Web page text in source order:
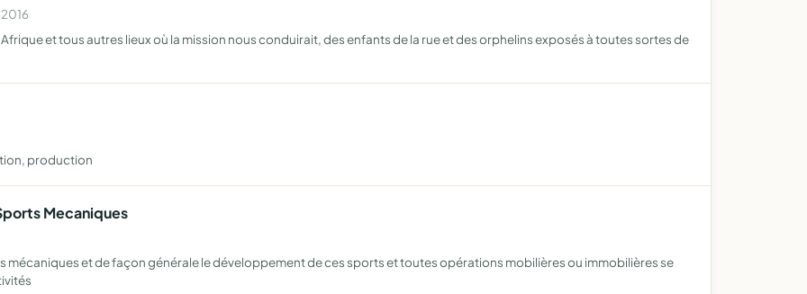
et tous autres lieux où la mission nous conduirait, des enfants de la rue et des orphelins exposés à toutes sortes de
production
Mecaniques
mécaniques et de façon générale le développement de ces sports et toutes opérations mobilières ou immobilières se